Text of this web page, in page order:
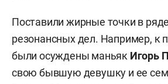
Поставили жирные точки в ряде
резонансных дел. Например, к
были осуждены маньяк Игорь
свою бывшую девушку и ее